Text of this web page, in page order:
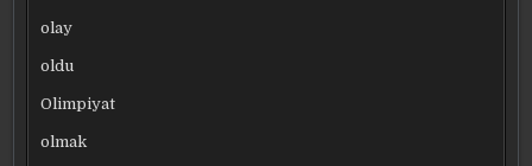
olay
oldu
Olimpiyat
olmak